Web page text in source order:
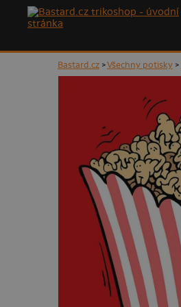
Bastard.cz>Všechny potisky>